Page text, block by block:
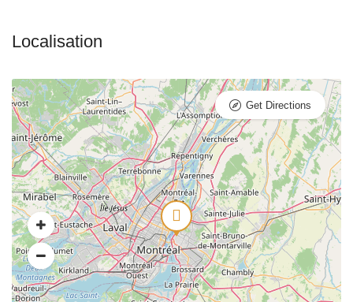
Get Directions